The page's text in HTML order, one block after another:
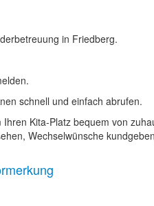
in Friedberg.
schnell und einfach abrufen.
Kita-Platz bequem von
Wechselwünsche